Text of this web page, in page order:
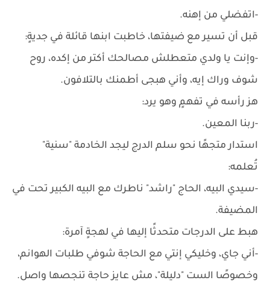
-اتفضلي من إهنه.
قبل أن تسير مع ضيفتها، خاطبت ابنها قائلة في جديةٍ:
-وإنت يا ولدي متعطلش مصالحك أكتر من إكده، روح
شوف وراك إيه، وأني هبجى أطمنك بالتلافون.
هز رأسه في تفهمٍ وهو يرد:
-ربنا المعين.
استدار متجهًا نحو سلم الدرج ليجد الخادمة "سنية"
تُعلمه:
-سيدي البيه، الحاج "راشد" ناطرك مع البيه الكبير تحت في
المضيفة.
هبط على الدرجات متحدثًا إليها في لهجةٍ آمرة:
-أني جاي، وخليكي إنتي مع الحاجة شوفي طلبات الهوانم،
وخصوصًا الست "دليلة"، مش عايز حاجة تنجصها واصل.